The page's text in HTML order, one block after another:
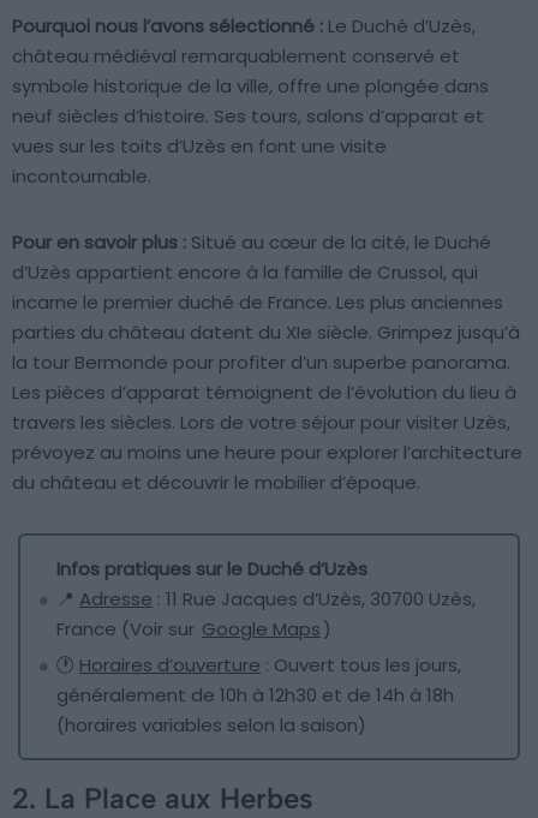
Pourquoi nous l’avons sélectionné : Le Duché d’Uzès,
château médiéval remarquablement conservé et
symbole historique de la ville, offre une plongée dans
neuf siècles d’histoire. Ses tours, salons d’apparat et
vues sur les toits d’Uzès en font une visite
incontournable.
Pour en savoir plus : Situé au cœur de la cité, le Duché
d’Uzès appartient encore à la famille de Crussol, qui
incarne le premier duché de France. Les plus anciennes
parties du château datent du XIe siècle. Grimpez jusqu’à
la tour Bermonde pour profiter d’un superbe panorama.
Les pièces d’apparat témoignent de l’évolution du lieu à
travers les siècles. Lors de votre séjour pour visiter Uzès,
prévoyez au moins une heure pour explorer l’architecture
du château et découvrir le mobilier d’époque.
Infos pratiques sur le Duché d’Uzès
📍 Adresse : 11 Rue Jacques d’Uzès, 30700 Uzès,
France (Voir sur Google Maps)
🕐 Horaires d’ouverture : Ouvert tous les jours,
généralement de 10h à 12h30 et de 14h à 18h
(horaires variables selon la saison)
2. La Place aux Herbes